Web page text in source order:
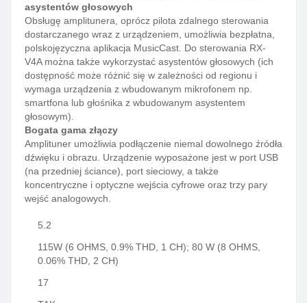
asystentów głosowych
Obsługę amplitunera, oprócz pilota zdalnego sterowania
dostarczanego wraz z urządzeniem, umożliwia bezpłatna,
polskojęzyczna aplikacja MusicCast. Do sterowania RX-
V4A można także wykorzystać asystentów głosowych (ich
dostępność może różnić się w zależności od regionu i
wymaga urządzenia z wbudowanym mikrofonem np.
smartfona lub głośnika z wbudowanym asystentem
głosowym).
Bogata gama złączy
Amplituner umożliwia podłączenie niemal dowolnego źródła
dźwięku i obrazu. Urządzenie wyposażone jest w port USB
(na przedniej ściance), port sieciowy, a także
koncentryczne i optyczne wejścia cyfrowe oraz trzy pary
wejść analogowych.
5.2
115W (6 OHMS, 0.9% THD, 1 CH); 80 W (8 OHMS,
0.06% THD, 2 CH)
17